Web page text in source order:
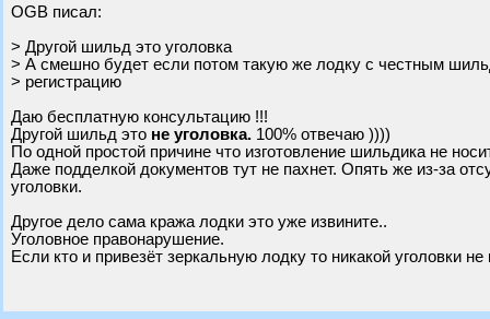
OGB писал:
> Другой шильд это уголовка
> А смешно будет если потом такую же лодку с честным
> регистрацию
Даю бесплатную консультацию !!!
Другой шильд это не уголовка. 100% отвечаю ))))
По одной простой причине что изготовление шильдика не
Даже подделкой документов тут не пахнет. Опять же из-за
уголовки.
Другое дело сама кража лодки это уже извините..
Уголовное правонарушение.
Если кто и привезёт зеркальную лодку то никакой уголовки